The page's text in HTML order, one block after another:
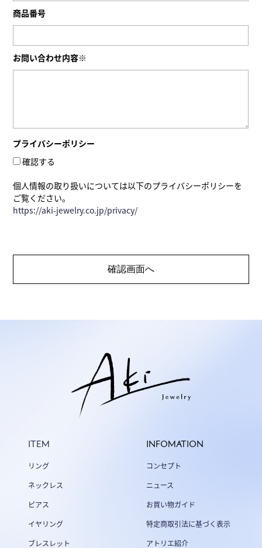
商品番号
お問い合わせ内容※
プライバシーポリシー
確認する
個人情報の取り扱いについては以下のプライバシーポリシーを
ご覧ください。
https://aki-jewelry.co.jp/privacy/
ITEM
リング
ネックレス
ピアス
イヤリング
ブレスレット
INFOMATION
コンセプト
ニュース
お買い物ガイド
特定商取引法に基づく表示
アトリエ紹介